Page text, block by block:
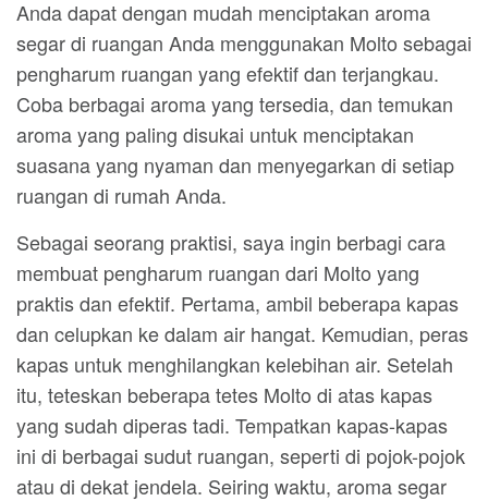
Anda dapat dengan mudah menciptakan aroma
segar di ruangan Anda menggunakan Molto sebagai
pengharum ruangan yang efektif dan terjangkau.
Coba berbagai aroma yang tersedia, dan temukan
aroma yang paling disukai untuk menciptakan
suasana yang nyaman dan menyegarkan di setiap
ruangan di rumah Anda.
Sebagai seorang praktisi, saya ingin berbagi cara
membuat pengharum ruangan dari Molto yang
praktis dan efektif. Pertama, ambil beberapa kapas
dan celupkan ke dalam air hangat. Kemudian, peras
kapas untuk menghilangkan kelebihan air. Setelah
itu, teteskan beberapa tetes Molto di atas kapas
yang sudah diperas tadi. Tempatkan kapas-kapas
ini di berbagai sudut ruangan, seperti di pojok-pojok
atau di dekat jendela. Seiring waktu, aroma segar